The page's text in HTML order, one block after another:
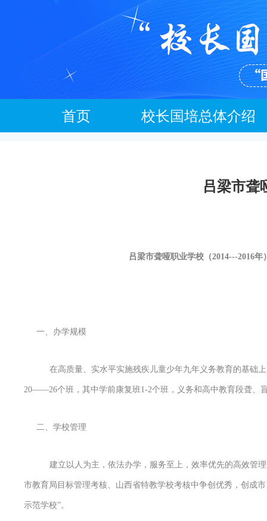
首页 校长国培总体介绍
吕梁市聋
吕梁市聋哑职业学校（2014---2016年
一、办学规模
在高质量、实水平实施残疾儿童少年九年义务教育的基础
20——26个班，其中学前康复班1-2个班，义务和高中教育段聋、
二、学校管理
建立以人为主，依法办学，服务至上，效率优先的高效管
市教育局目标管理考核、山西省特教学校考核中争创优秀，创成
示范学校”。